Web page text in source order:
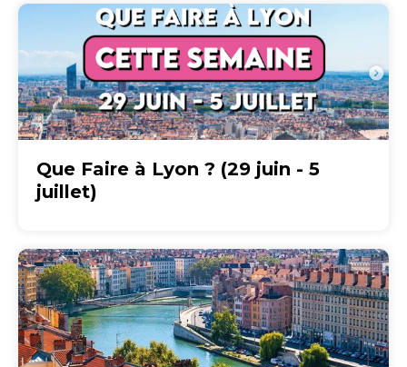
Que Faire à Lyon ? (29 juin - 5
juillet)